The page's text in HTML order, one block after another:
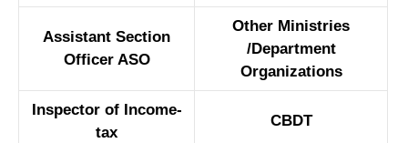
Assistant Section
Officer ASO
Other Ministries
/Department
Organizations
Inspector of Income-
tax
CBDT